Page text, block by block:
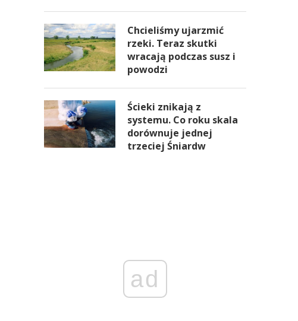
Chcieliśmy ujarzmić
rzeki. Teraz skutki
wracają podczas susz i
powodzi
Ścieki znikają z
systemu. Co roku skala
dorównuje jednej
trzeciej Śniardw
ad